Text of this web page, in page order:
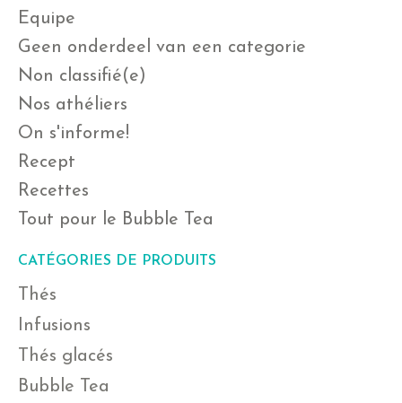
Equipe
Geen onderdeel van een categorie
Non classifié(e)
Nos athéliers
On s'informe!
Recept
Recettes
Tout pour le Bubble Tea
CATÉGORIES DE PRODUITS
Thés
Infusions
Thés glacés
Bubble Tea